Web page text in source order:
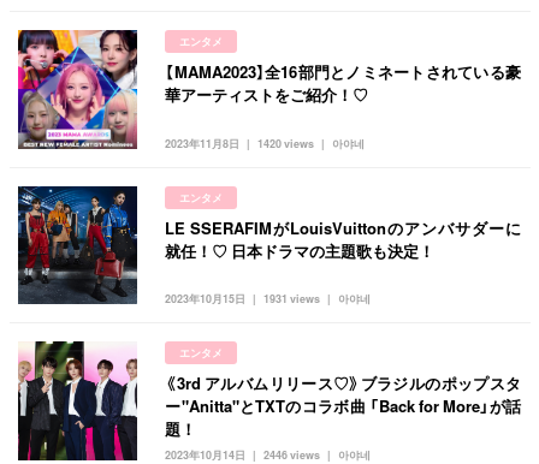
エンタメ
2023年11月8日 아야네
1420 views
【MAMA2023】全16部門とノミネートされている豪
華アーティストをご紹介！♡
エンタメ
2023年10月15日 아야네
1931 views
LE SSERAFIMがLouisVuittonのアンバサダーに
就任！♡ 日本ドラマの主題歌も決定！
エンタメ
2023年10月14日 아야네
2446 views
《3rd アルバムリリース♡》ブラジルのポップスタ
ー"Anitta"とTXTのコラボ曲 「Back for More」が話
題！